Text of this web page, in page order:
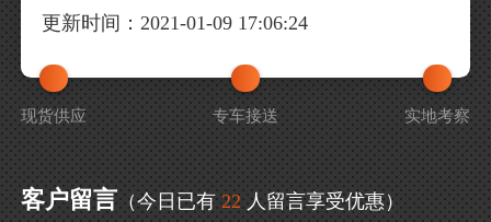
更新时间：2021-01-09 17:06:24
现货供应 专车接送 实地考察
客户留言 （今日已有 22 人留言享受优惠）